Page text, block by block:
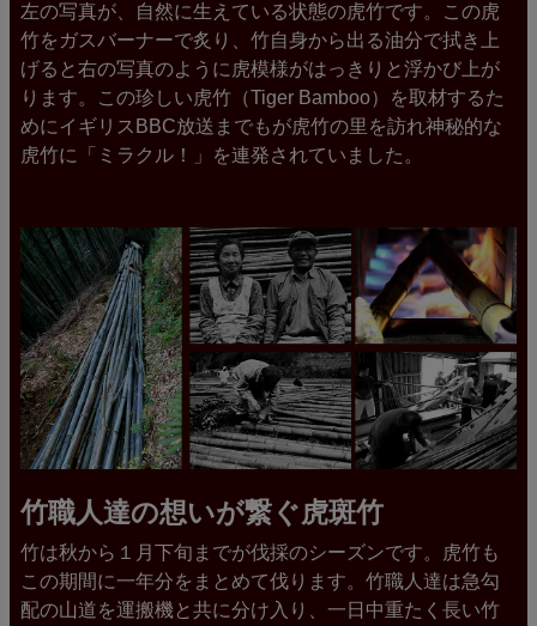
左の写真が、自然に生えている状態の虎竹です。この虎
竹をガスバーナーで炙り、竹自身から出る油分で拭き上
げると右の写真のように虎模様がはっきりと浮かび上が
ります。この珍しい虎竹（Tiger Bamboo）を取材するた
めにイギリスBBC放送までもが虎竹の里を訪れ神秘的な
虎竹に「ミラクル！」を連発されていました。
竹職人達の想いが繋ぐ虎斑竹
竹は秋から１月下旬までが伐採のシーズンです。虎竹も
この期間に一年分をまとめて伐ります。竹職人達は急勾
配の山道を運搬機と共に分け入り、一日中重たく長い竹